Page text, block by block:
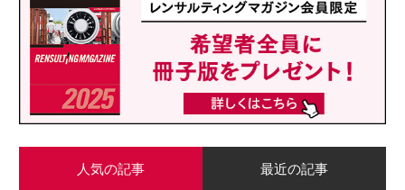
人気の記事 最近の記事